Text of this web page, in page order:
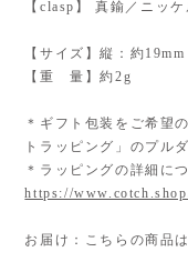
【clasp】 真鍮／ニッ
【サイズ】縦：約
【重 量】約2g
＊ギフト包装をご希望
トラッピング」のプル
＊ラッピングの詳細に
https://
お届け：こちらの商品